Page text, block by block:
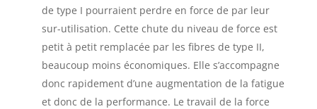
de type I pourraient perdre en force de par leur
sur-utilisation. Cette chute du niveau de force est
petit à petit remplacée par les fibres de type II,
beaucoup moins économiques. Elle s’accompagne
donc rapidement d’une augmentation de la fatigue
et donc de la performance. Le travail de la force